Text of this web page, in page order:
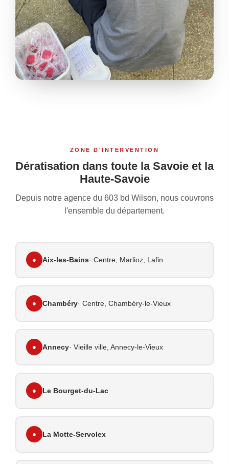
ZONE D'INTERVENTION
Dératisation dans toute la Savoie et la
Haute-Savoie
Depuis notre agence du 603 bd Wilson, nous couvrons
l'ensemble du département.
● Aix-les-Bains· Centre, Marlioz, Lafin
● Chambéry· Centre, Chambéry-le-Vieux
● Annecy· Vieille ville, Annecy-le-Vieux
● Le Bourget-du-Lac
● La Motte-Servolex